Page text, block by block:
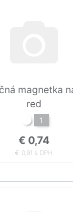
magnetka
red
1
€ 0,74
€ 0,91 s DPH